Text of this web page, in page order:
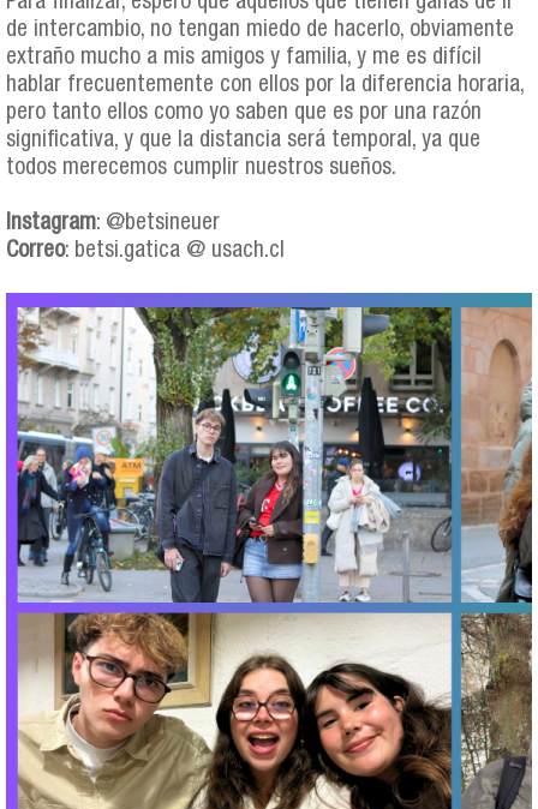
de intercambio, no tengan miedo de hacerlo, obviamente
extraño mucho a mis amigos y familia, y me es difícil
hablar frecuentemente con ellos por la diferencia horaria,
pero tanto ellos como yo saben que es por una razón
significativa, y que la distancia será temporal, ya que
todos merecemos cumplir nuestros sueños.
Instagram: @betsineuer
Correo: betsi.gatica @ usach.cl
betsi_gatica_collage.png